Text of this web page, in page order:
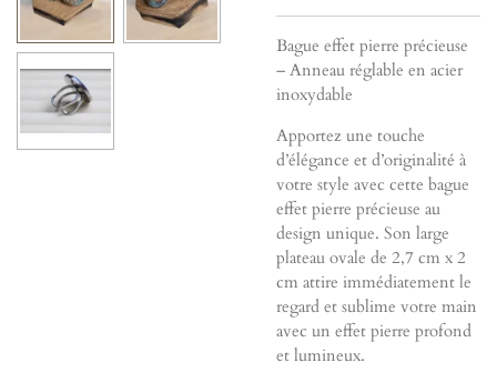
Bague effet pierre précieuse
– Anneau réglable en acier
inoxydable
Apportez une touche
d’élégance et d’originalité à
votre style avec cette bague
effet pierre précieuse au
design unique. Son large
plateau ovale de 2,7 cm x 2
cm attire immédiatement le
regard et sublime votre main
avec un effet pierre profond
et lumineux.